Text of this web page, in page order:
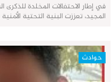
في إطار الاحتفالات المخلدة
المجيد، تعززت البنية التحتية
حوادث